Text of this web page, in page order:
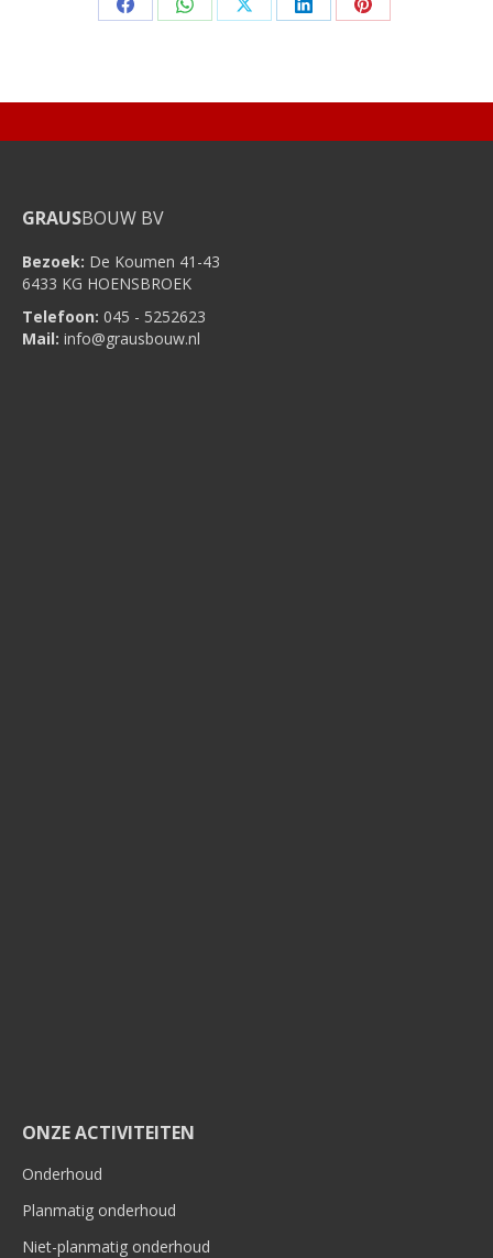
Share Share Share Share Share
GRAUSBOUW BV
Bezoek: De Koumen 41-43
6433 KG HOENSBROEK
Telefoon: 045 - 5252623
Mail: info@grausbouw.nl
ONZE ACTIVITEITEN
Onderhoud
Planmatig onderhoud
Niet-planmatig onderhoud